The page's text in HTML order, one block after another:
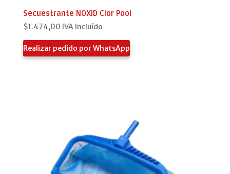
Secuestrante NOXID Clor Pool
$1.474,00 IVA Incluído
Realizar pedido por WhatsApp